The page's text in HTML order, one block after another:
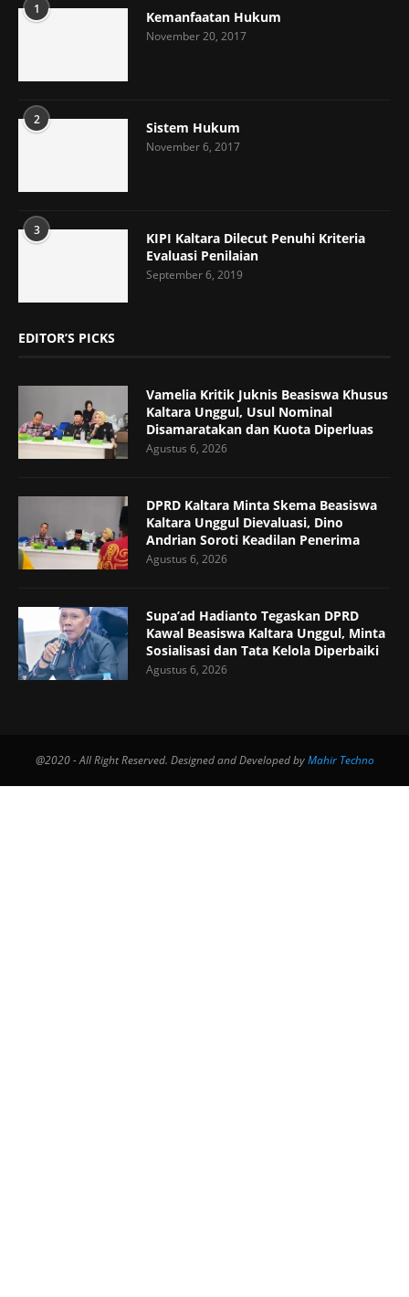
1 Kemanfaatan Hukum
November 20, 2017
2 Sistem Hukum
November 6, 2017
3
KIPI Kaltara Dilecut Penuhi Kriteria
Evaluasi Penilaian
September 6, 2019
EDITOR’S PICKS
Vamelia Kritik Juknis Beasiswa Khusus
Kaltara Unggul, Usul Nominal
Disamaratakan dan Kuota Diperluas
Agustus 6, 2026
DPRD Kaltara Minta Skema Beasiswa
Kaltara Unggul Dievaluasi, Dino
Andrian Soroti Keadilan Penerima
Agustus 6, 2026
Supa’ad Hadianto Tegaskan DPRD
Kawal Beasiswa Kaltara Unggul, Minta
Sosialisasi dan Tata Kelola Diperbaiki
Agustus 6, 2026
@2020 - All Right Reserved. Designed and Developed byMahir Techno